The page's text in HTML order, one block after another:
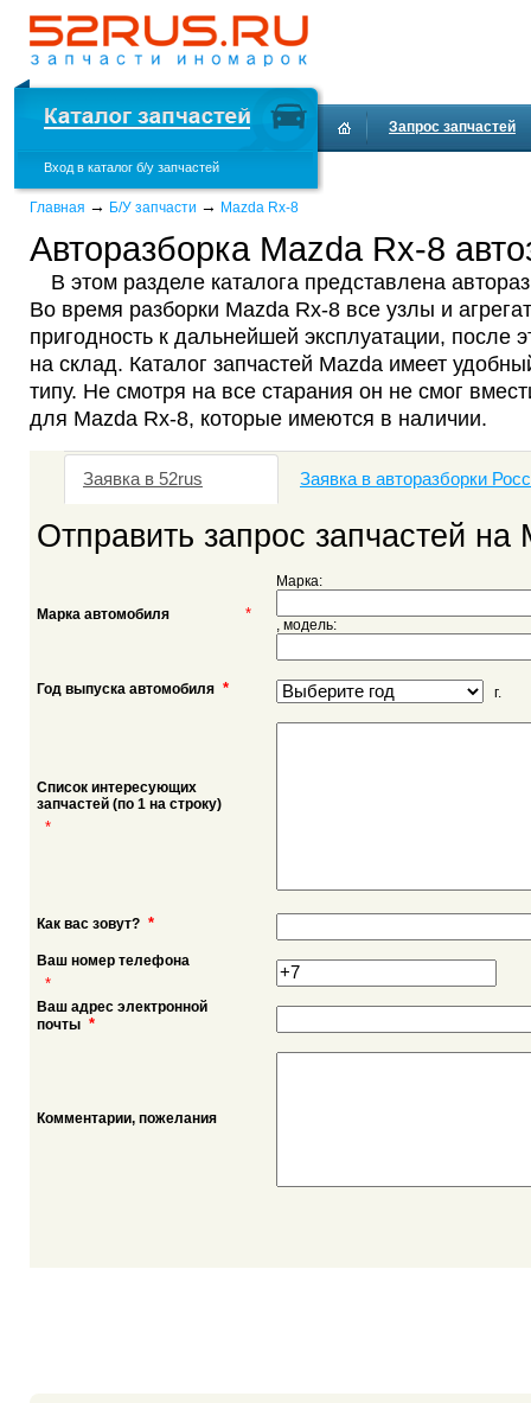
Вход в каталог б/у запчастей
Запрос запчастей
Главная → Б/У запчасти → Mazda Rx-8
Авторазборка Mazda Rx-8
В этом разделе каталога представлена
Во время разборки Mazda Rx-8 все узлы и
пригодность к дальнейшей эксплуатации, после
на склад. Каталог запчастей Mazda имеет
типу. Не смотря на все старания он не смог
для Mazda Rx-8, которые имеются в наличии.
Заявка в 52rus Заявка в авторазборки
Отправить запрос запчастей на
Марка автомобиля *
Марка:
, модель:
Год выпуска автомобиля * г.
Список интересующих
запчастей (по 1 на строку)
*
Как вас зовут? *
Ваш номер телефона
*
Ваш адрес электронной
почты *
Комментарии, пожелания